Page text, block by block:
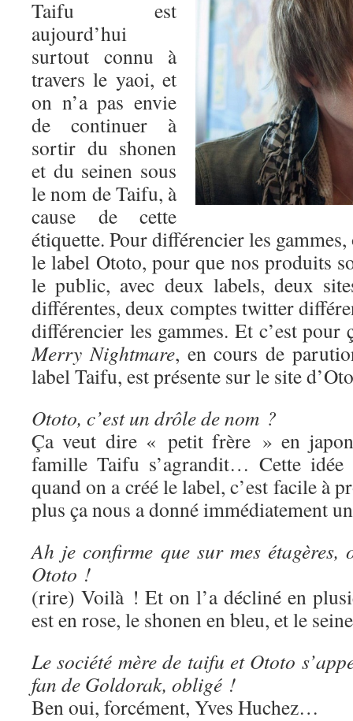
Taifu est
aujourd’hui
surtout connu à
travers le yaoi, et
on n’a pas envie
de continuer à
sortir du shonen
et du seinen sous
le nom de Taifu, à
cause de cette
étiquette. Pour différencier les
le label Ototo, pour que nos produits
le public, avec deux labels, deux
différentes, deux comptes twitter
différencier les gammes. Et c’est pour
Merry Nightmare, en cours de
label Taifu, est présente sur le site
Ototo, c’est un drôle de nom ?
Ça veut dire « petit frère » en
famille Taifu s’agrandit… Cette idée
quand on a créé le label, c’est facile à
plus ça nous a donné immédiatement
Ah je confirme que sur mes
Ototo !
(rire) Voilà ! Et on l’a décliné en
est en rose, le shonen en bleu, et le
Le société mère de taifu et Ototo
fan de Goldorak, obligé !
Ben oui, forcément, Yves Huchez…